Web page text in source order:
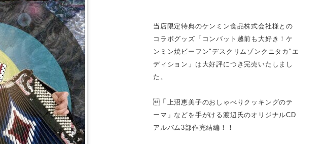
当店限定特典のケンミン食品株式会社様との
コラボグッズ「コンバット越前も大好き！ケ
ンミン焼ビーフン"デスクリムゾンクニタカ"エ
ディション」は大好評につき完売いたしまし
た。
「上沼恵美子のおしゃべりクッキングのテ
ーマ」などを手がける渡辺氏のオリジナルCD
アルバム3部作完結編！！